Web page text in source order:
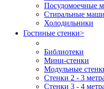
Посудомоечные
Стиральные
Холодильники
Гостиные стенки>
Библиотеки
Мини-стенки
Модульные
Стенки 2 - 3
Стенки 3 - 4